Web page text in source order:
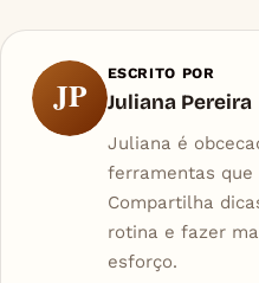
JP
ESCRITO POR
Juliana Pereira
Juliana é
ferramentas que
Compartilha
rotina e fazer
esforço.